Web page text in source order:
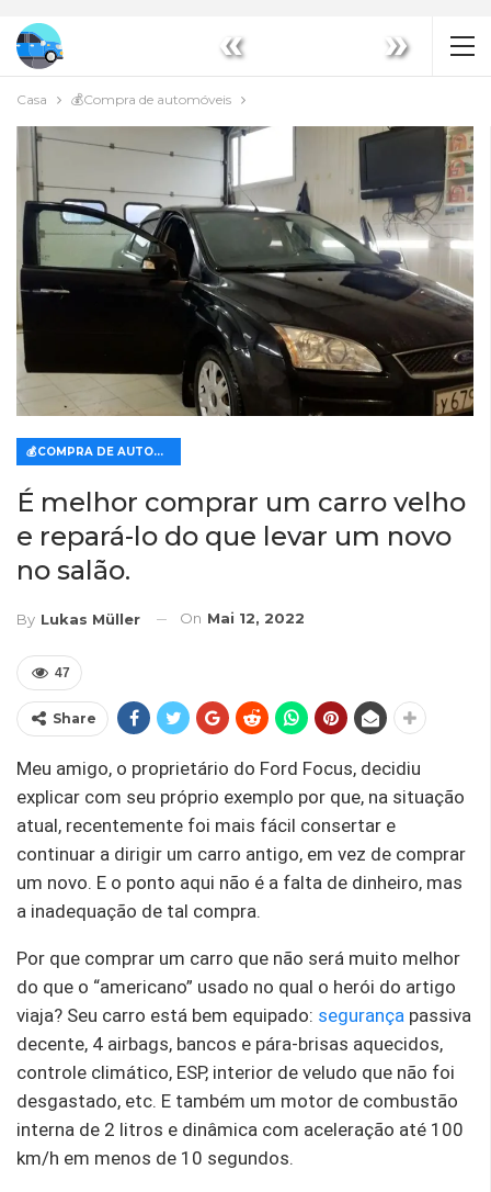
« »
Casa 💰Compra de automóveis
💰COMPRA DE AUTOMÓVEIS
É melhor comprar um carro velho
e repará-lo do que levar um novo
no salão.
By Lukas Müller On Mai 12, 2022
47
Share
Meu amigo, o proprietário do Ford Focus, decidiu
explicar com seu próprio exemplo por que, na situação
atual, recentemente foi mais fácil consertar e
continuar a dirigir um carro antigo, em vez de comprar
um novo. E o ponto aqui não é a falta de dinheiro, mas
a inadequação de tal compra.
Por que comprar um carro que não será muito melhor
do que o “americano” usado no qual o herói do artigo
viaja? Seu carro está bem equipado: segurança passiva
decente, 4 airbags, bancos e pára-brisas aquecidos,
controle climático, ESP, interior de veludo que não foi
desgastado, etc. E também um motor de combustão
interna de 2 litros e dinâmica com aceleração até 100
km/h em menos de 10 segundos.